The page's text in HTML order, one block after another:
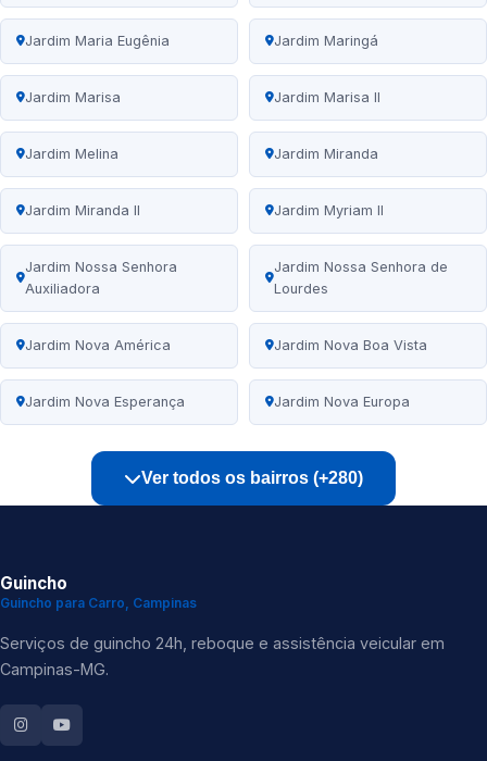
Jardim Maria Eugênia Jardim Maringá
Jardim Marisa Jardim Marisa II
Jardim Melina Jardim Miranda
Jardim Miranda II Jardim Myriam II
Jardim Nossa Senhora
Auxiliadora
Jardim Nossa Senhora de
Lourdes
Jardim Nova América Jardim Nova Boa Vista
Jardim Nova Esperança Jardim Nova Europa
Ver todos os bairros (+280)
Guincho
Guincho para Carro, Campinas
Serviços de guincho 24h, reboque e assistência veicular em
Campinas-MG.